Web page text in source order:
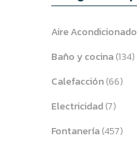
Aire Acondicionado
Baño y cocina(134)
Calefacción(66)
Electricidad(7)
Fontanería(457)